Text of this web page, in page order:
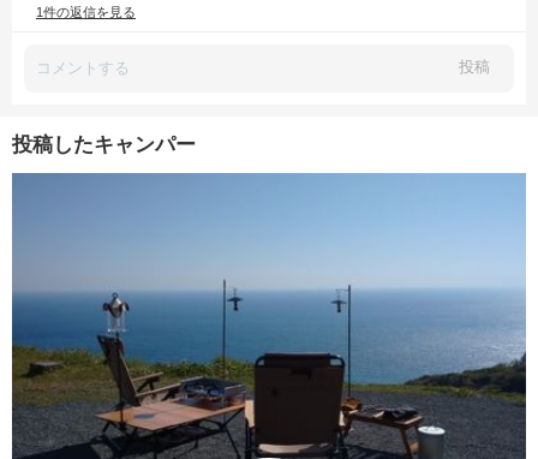
1件の返信を見る
投稿
投稿したキャンパー